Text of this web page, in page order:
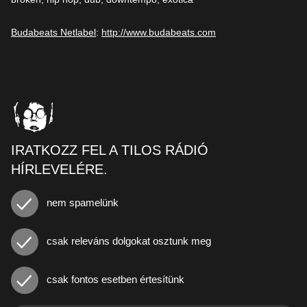
Budabeats Netlabel: http://www.budabeats.com
IRATKOZZ FEL A TILOS RÁDIÓ
HÍRLEVELÉRE.
nem spamelünk
csak releváns dolgokat osztunk meg
csak fontos esetben értesítünk